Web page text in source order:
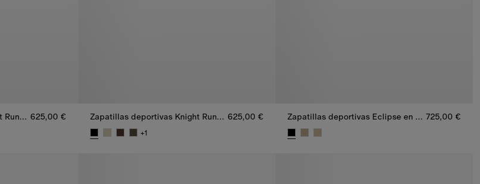
Zapatillas deportivas Knight Runner en piel 625,00 € Zapatillas deportivas Knight Runner en piel 625,00 €
+1
Zapatillas deportivas Eclipse en nailon, ante y piel 725,00 €